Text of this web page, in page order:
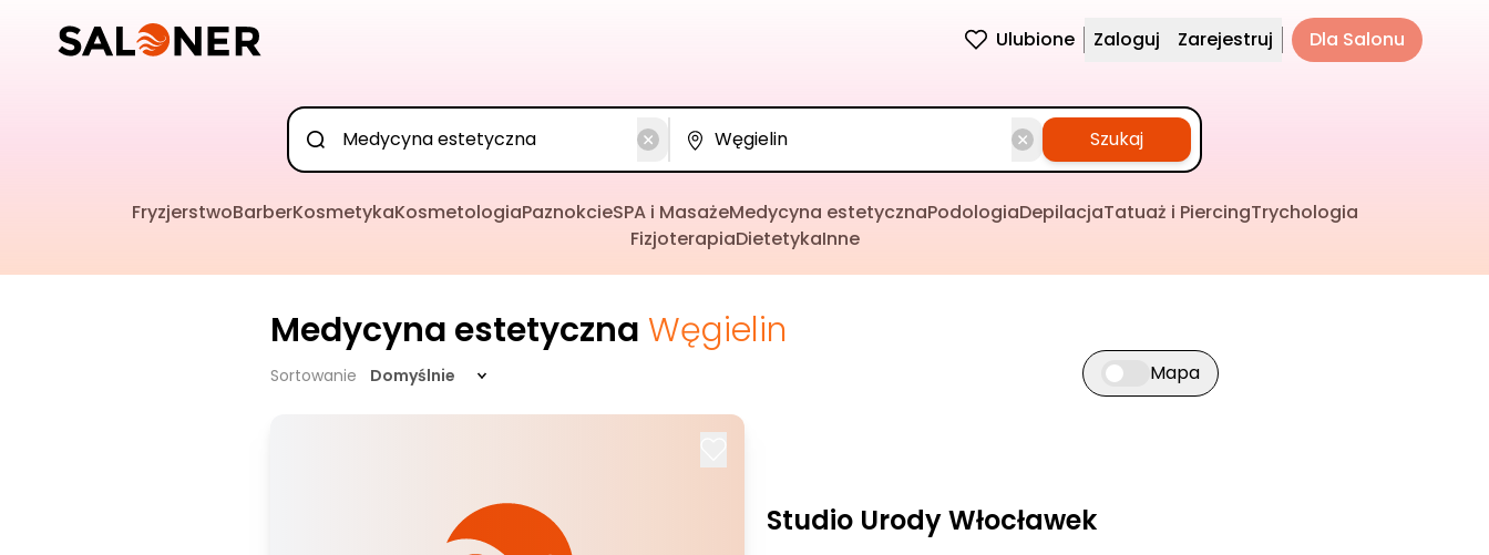
Ulubione Zaloguj Zarejestruj Dla Salonu
Szukaj
FryzjerstwoBarberKosmetykaKosmetologiaPaznokcieSPA i MasażeMedycyna estetycznaPodologiaDepilacjaTatuaż i PiercingTrychologia
FizjoterapiaDietetykaInne
Medycyna estetyczna Węgielin
Sortowanie Domyślnie Przełącz widok mapy
Mapa
Studio Urody Włocławek